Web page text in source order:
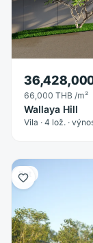
66,000 THB /m²
Wallaya Hill
Vila · 4 lož. ·
Byt